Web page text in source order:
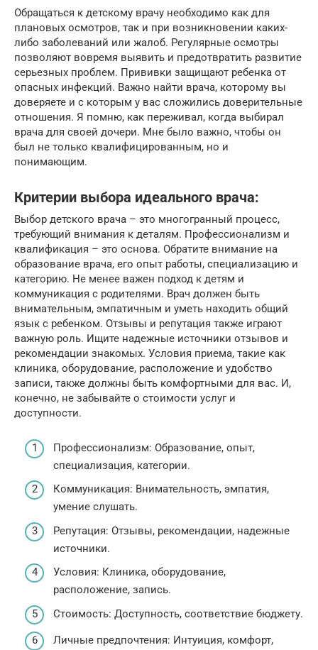
Обращаться к детскому врачу необходимо как для
плановых осмотров, так и при возникновении каких-
либо заболеваний или жалоб. Регулярные осмотры
позволяют вовремя выявить и предотвратить развитие
серьезных проблем. Прививки защищают ребенка от
опасных инфекций. Важно найти врача, которому вы
доверяете и с которым у вас сложились доверительные
отношения. Я помню, как переживал, когда выбирал
врача для своей дочери. Мне было важно, чтобы он
был не только квалифицированным, но и
понимающим.
Критерии выбора идеального врача:
Выбор детского врача – это многогранный процесс,
требующий внимания к деталям. Профессионализм и
квалификация – это основа. Обратите внимание на
образование врача, его опыт работы, специализацию и
категорию. Не менее важен подход к детям и
коммуникация с родителями. Врач должен быть
внимательным, эмпатичным и уметь находить общий
язык с ребенком. Отзывы и репутация также играют
важную роль. Ищите надежные источники отзывов и
рекомендации знакомых. Условия приема, такие как
клиника, оборудование, расположение и удобство
записи, также должны быть комфортными для вас. И,
конечно, не забывайте о стоимости услуг и
доступности.
Профессионализм: Образование, опыт,
специализация, категории.
Коммуникация: Внимательность, эмпатия,
умение слушать.
Репутация: Отзывы, рекомендации, надежные
источники.
Условия: Клиника, оборудование,
расположение, запись.
Стоимость: Доступность, соответствие бюджету.
Личные предпочтения: Интуиция, комфорт,